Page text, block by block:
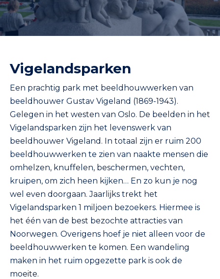
Vigelandsparken
Een prachtig park met beeldhouwwerken van
beeldhouwer Gustav Vigeland (1869-1943).
Gelegen in het westen van Oslo. De beelden in het
Vigelandsparken zijn het levenswerk van
beeldhouwer Vigeland. In totaal zijn er ruim 200
beeldhouwwerken te zien van naakte mensen die
omhelzen, knuffelen, beschermen, vechten,
kruipen, om zich heen kijken… En zo kun je nog
wel even doorgaan. Jaarlijks trekt het
Vigelandsparken 1 miljoen bezoekers. Hiermee is
het één van de best bezochte attracties van
Noorwegen. Overigens hoef je niet alleen voor de
beeldhouwwerken te komen. Een wandeling
maken in het ruim opgezette park is ook de
moeite.